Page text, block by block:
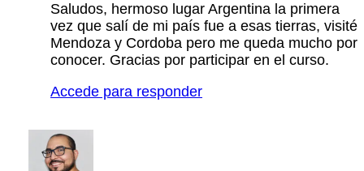
Saludos, hermoso lugar Argentina la primera
vez que salí de mi país fue a esas tierras, visité
Mendoza y Cordoba pero me queda mucho por
conocer. Gracias por participar en el curso.
Accede para responder